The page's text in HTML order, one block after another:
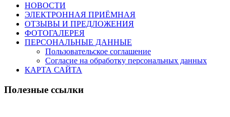
НОВОСТИ
ЭЛЕКТРОННАЯ ПРИЁМНАЯ
ОТЗЫВЫ И ПРЕДЛОЖЕНИЯ
ФОТОГАЛЕРЕЯ
ПЕРСОНАЛЬНЫЕ ДАННЫЕ
Пользовательское соглашение
Согласие на обработку персональных данных
КАРТА САЙТА
Полезные ссылки